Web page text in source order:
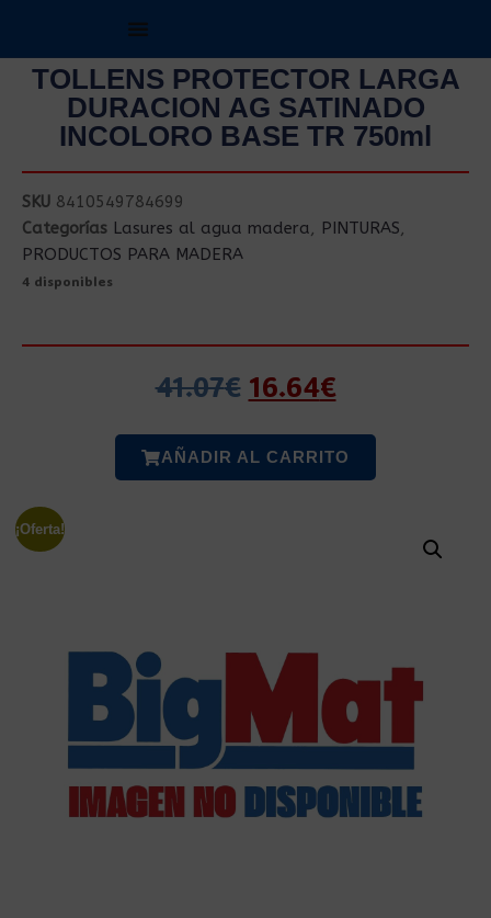
TOLLENS PROTECTOR LARGA
DURACION AG SATINADO
INCOLORO BASE TR 750ml
SKU 8410549784699
Categorías Lasures al agua madera, PINTURAS,
PRODUCTOS PARA MADERA
4 disponibles
41.07€ 16.64€
AÑADIR AL CARRITO
¡Oferta!